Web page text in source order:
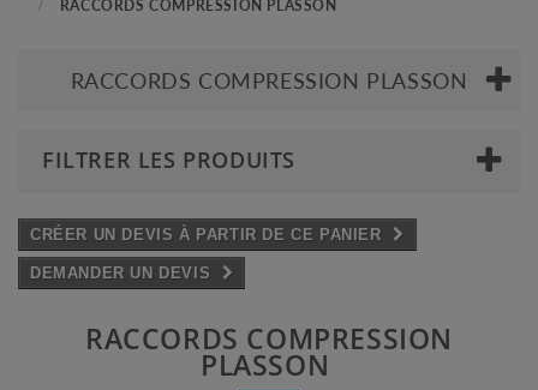
RACCORDS COMPRESSION PLASSON
RACCORDS COMPRESSION PLASSON
FILTRER LES PRODUITS
CRÉER UN DEVIS À PARTIR DE CE PANIER
DEMANDER UN DEVIS
RACCORDS COMPRESSION
PLASSON